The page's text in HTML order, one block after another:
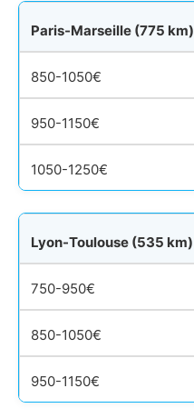
Paris-Marseille (775 km)
850-1050€
950-1150€
1050-1250€
Lyon-Toulouse (535 km)
750-950€
850-1050€
950-1150€